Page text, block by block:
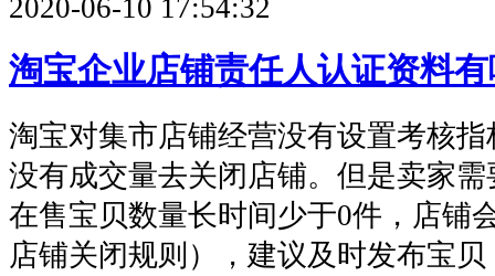
2020-06-10 17:54:32
淘宝企业店铺责任人认证资料
淘宝对集市店铺经营没有设置考核
没有成交量去关闭店铺。但是卖家
在售宝贝数量长时间少于0件，店铺
店铺关闭规则），建议及时发布宝